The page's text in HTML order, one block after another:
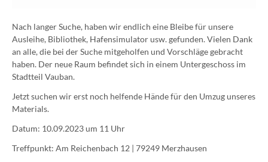
Nach langer Suche, haben wir endlich eine Bleibe für unsere
Ausleihe, Bibliothek, Hafensimulator usw. gefunden. Vielen Dank
an alle, die bei der Suche mitgeholfen und Vorschläge gebracht
haben. Der neue Raum befindet sich in einem Untergeschoss im
Stadtteil Vauban.
Jetzt suchen wir erst noch helfende Hände für den Umzug unseres
Materials.
Datum: 10.09.2023 um 11 Uhr
Treffpunkt: Am Reichenbach 12 | 79249 Merzhausen